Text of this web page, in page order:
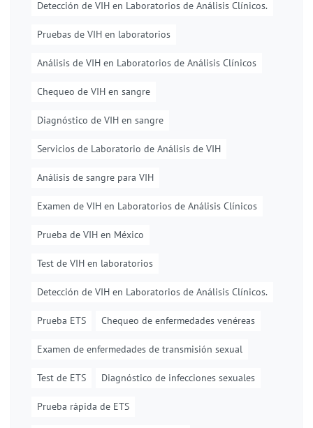
Detección de VIH en Laboratorios de Análisis Clínicos.
Pruebas de VIH en laboratorios
Análisis de VIH en Laboratorios de Análisis Clínicos
Chequeo de VIH en sangre
Diagnóstico de VIH en sangre
Servicios de Laboratorio de Análisis de VIH
Análisis de sangre para VIH
Examen de VIH en Laboratorios de Análisis Clínicos
Prueba de VIH en México
Test de VIH en laboratorios
Detección de VIH en Laboratorios de Análisis Clínicos.
Prueba ETS Chequeo de enfermedades venéreas
Examen de enfermedades de transmisión sexual
Test de ETS Diagnóstico de infecciones sexuales
Prueba rápida de ETS